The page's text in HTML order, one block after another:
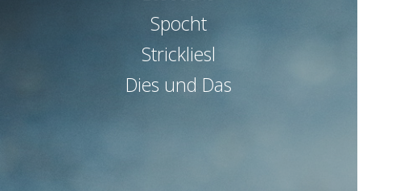
Spocht
Strickliesl
Dies und Das